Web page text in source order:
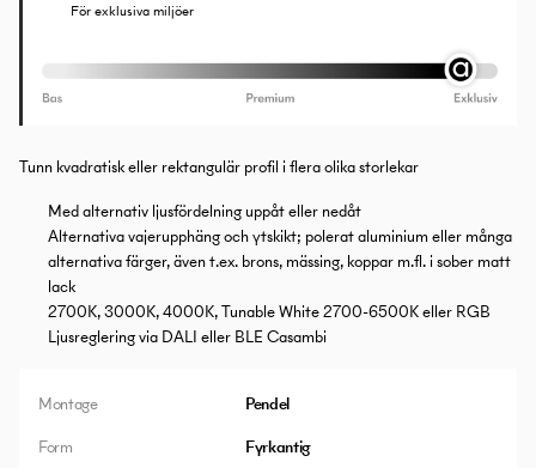
För exklusiva miljöer
Tunn kvadratisk eller rektangulär profil i flera olika storlekar
Med alternativ ljusfördelning uppåt eller nedåt
Alternativa vajerupphäng och ytskikt; polerat aluminium eller många
alternativa färger, även t.ex. brons, mässing, koppar m.fl. i sober matt
lack
2700K, 3000K, 4000K, Tunable White 2700-6500K eller RGB
Ljusreglering via DALI eller BLE Casambi
Montage
Pendel
Form
Fyrkantig